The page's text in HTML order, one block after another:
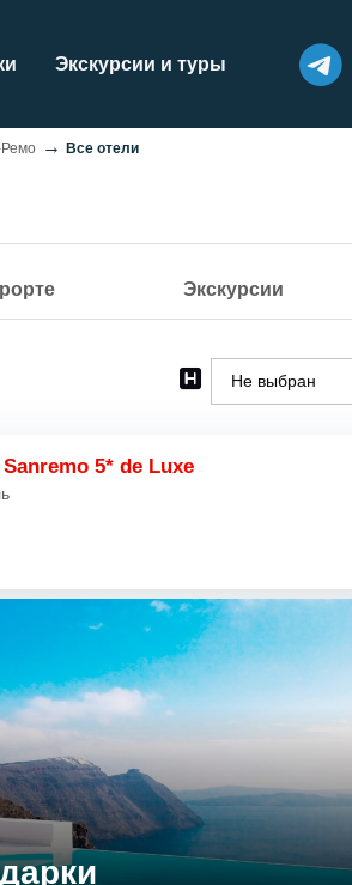
Экскурсии и туры
Все отели
Экскурсии
Не выбран
5* de Luxe